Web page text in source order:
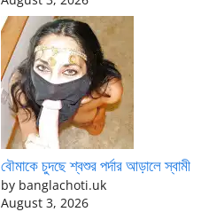
বৌমাকে চুদছে শ্বশুর পর্দার আড়ালে স্বামী
by banglachoti.uk
August 3, 2026